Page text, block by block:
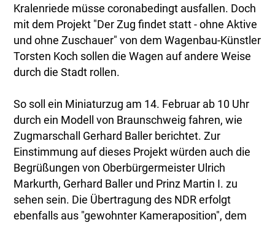
Kralenriede müsse coronabedingt ausfallen. Doch
mit dem Projekt "Der Zug findet statt - ohne Aktive
und ohne Zuschauer" von dem Wagenbau-Künstler
Torsten Koch sollen die Wagen auf andere Weise
durch die Stadt rollen.
So soll ein Miniaturzug am 14. Februar ab 10 Uhr
durch ein Modell von Braunschweig fahren, wie
Zugmarschall Gerhard Baller berichtet. Zur
Einstimmung auf dieses Projekt würden auch die
Begrüßungen von Oberbürgermeister Ulrich
Markurth, Gerhard Baller und Prinz Martin I. zu
sehen sein. Die Übertragung des NDR erfolgt
ebenfalls aus "gewohnter Kameraposition", dem